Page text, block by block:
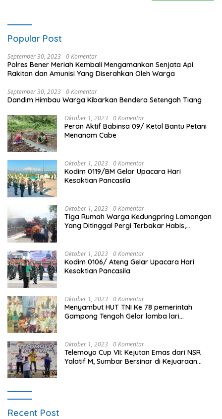
Popular Post
September 30, 2023 0 Komentar
Polres Bener Meriah Kembali Mengamankan Senjata Api
Rakitan dan Amunisi Yang Diserahkan Oleh Warga
September 30, 2023 0 Komentar
Dandim Himbau Warga Kibarkan Bendera Setengah Tiang
Oktober 1, 2023 0 Komentar
Peran Aktif Babinsa 09/ Ketol Bantu Petani
Menanam Cabe
Oktober 1, 2023 0 Komentar
Kodim 0119/BM Gelar Upacara Hari
Kesaktian Pancasila
Oktober 1, 2023 0 Komentar
Tiga Rumah Warga Kedungpring Lamongan
Yang Ditinggal Pergi Terbakar Habis,
Oktober 1, 2023 0 Komentar
Kodim 0106/ Ateng Gelar Upacara Hari
Kesaktian Pancasila
Oktober 1, 2023 0 Komentar
Menyambut HUT TNI Ke 78 pemerintah
Gampong Tengoh Gelar lomba lari
Oktober 1, 2023 0 Komentar
Telemoyo Cup VII: Kejutan Emas dari NSR
Yalatif M, Sumbar Bersinar di Kejuaraan
Recent Post